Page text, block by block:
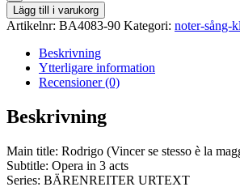
Lägg till i varukorg
Artikelnr: BA4083-90 Kategori: noter-sång-
Beskrivning
Ytterligare information
Recensioner (0)
Beskrivning
Main title: Rodrigo (Vincer se stesso è la
Subtitle: Opera in 3 acts
Series: BÄRENREITER URTEXT